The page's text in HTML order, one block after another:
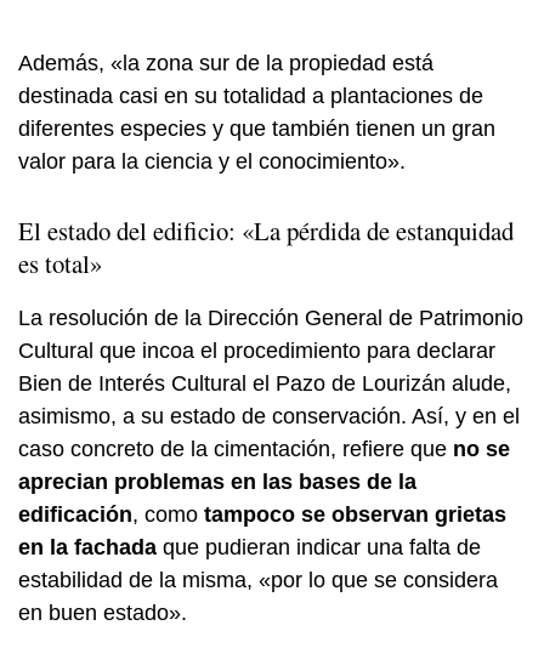
Además, «la zona sur de la propiedad está
destinada casi en su totalidad a plantaciones de
diferentes especies y que también tienen un gran
valor para la ciencia y el conocimiento».
El estado del edificio: «La pérdida de estanquidad
es total»
La resolución de la Dirección General de Patrimonio
Cultural que incoa el procedimiento para declarar
Bien de Interés Cultural el Pazo de Lourizán alude,
asimismo, a su estado de conservación. Así, y en el
caso concreto de la cimentación, refiere que no se
aprecian problemas en las bases de la
edificación, como tampoco se observan grietas
en la fachada que pudieran indicar una falta de
estabilidad de la misma, «por lo que se considera
en buen estado».